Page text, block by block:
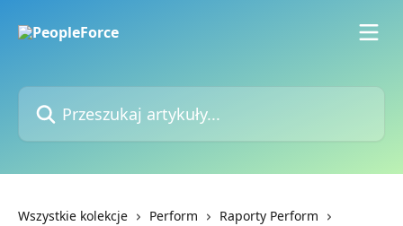
Przeszukaj artykuły...
Wszystkie kolekcje Perform
Raporty Perform